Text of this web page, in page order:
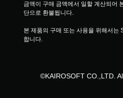
금액이 구매 금액에서 일할 계산되어
단으로 환불됩니다.
본 제품의 구매 또는 사용을 위해서는
합니다.
©KAIROSOFT CO.,LTD.